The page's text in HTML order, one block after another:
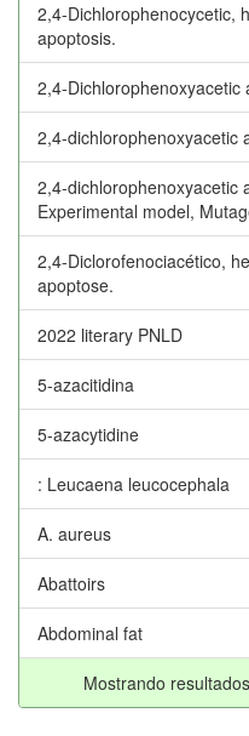
2,4-Dichlorophenocycetic,
apoptosis.
2,4-Dichlorophenoxyacetic
2,4-dichlorophenoxyacetic
2,4-dichlorophenoxyacetic
Experimental model,
2,4-Diclorofenociacético,
apoptose.
2022 literary PNLD
5-azacitidina
5-azacytidine
: Leucaena leucocephala
A. aureus
Abattoirs
Abdominal fat
Mostrando